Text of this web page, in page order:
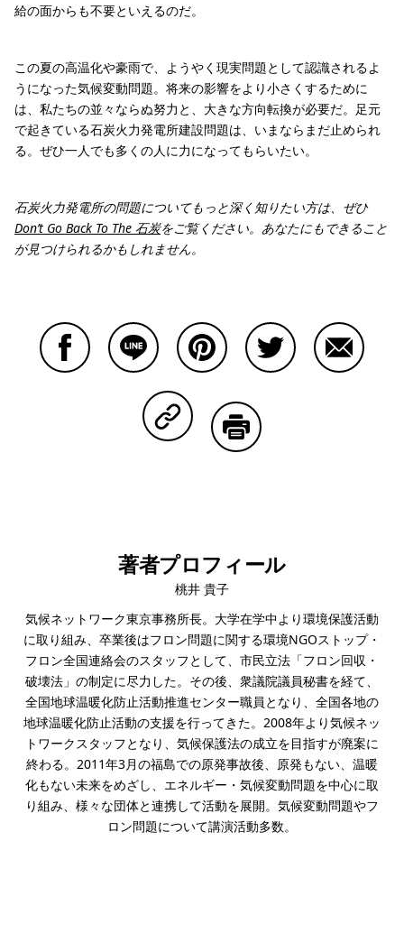
給の面からも不要といえるのだ。
この夏の高温化や豪雨で、ようやく現実問題として認識されるよ
うになった気候変動問題。将来の影響をより小さくするために
は、私たちの並々ならぬ努力と、大きな方向転換が必要だ。足元
で起きている石炭火力発電所建設問題は、いまならまだ止められ
る。ぜひ一人でも多くの人に力になってもらいたい。
石炭火力発電所の問題についてもっと深く知りたい方は、ぜひ
Don’t Go Back To The 石炭をご覧ください。あなたにもできること
が見つけられるかもしれません。
Copy Linkで共有する
著者プロフィール
桃井 貴子
気候ネットワーク東京事務所長。大学在学中より環境保護活動
に取り組み、卒業後はフロン問題に関する環境NGOストップ・
フロン全国連絡会のスタッフとして、市民立法「フロン回収・
破壊法」の制定に尽力した。その後、衆議院議員秘書を経て、
全国地球温暖化防止活動推進センター職員となり、全国各地の
地球温暖化防止活動の支援を行ってきた。2008年より気候ネッ
トワークスタッフとなり、気候保護法の成立を目指すが廃案に
終わる。2011年3月の福島での原発事故後、原発もない、温暖
化もない未来をめざし、エネルギー・気候変動問題を中心に取
り組み、様々な団体と連携して活動を展開。気候変動問題やフ
ロン問題について講演活動多数。